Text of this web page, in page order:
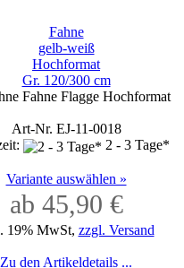
Fahne
gelb-weiß
Hochformat
Gr. 120/300 cm
Fahne Flagge Hochformat
Art-Nr. EJ-11-0018
2 - 3 Tage*
Variante auswählen »
ab 45,90 €
19% MwSt, zzgl. Versand
Zu den Artikeldetails ...